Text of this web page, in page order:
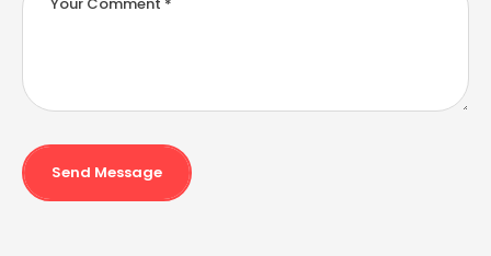
Send Message